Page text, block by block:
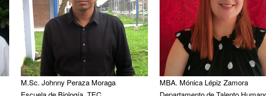
M.Sc. Johnny Peraza Moraga
MBA. Mónica Lépiz Zamora